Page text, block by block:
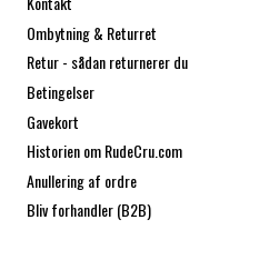
Ombytning & Returret
Retur - sådan returnerer du
Betingelser
Gavekort
Historien om RudeCru.com
Anullering af ordre
Bliv forhandler (B2B)